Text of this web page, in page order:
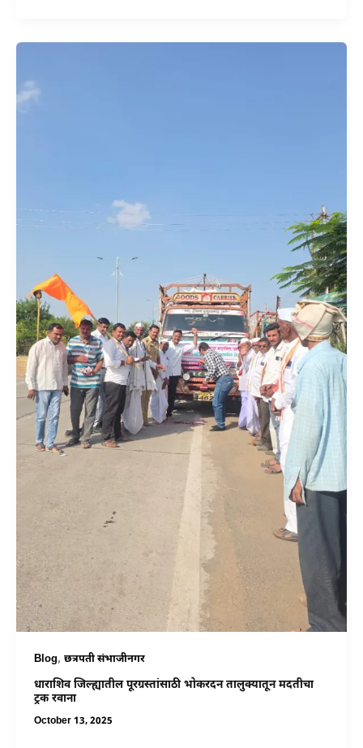
Blog, छत्रपती संभाजीनगर
धाराशिव जिल्ह्यातील पूरग्रस्तांसाठी भोकरदन तालुक्यातून मदतीचा
ट्रक रवाना
October 13, 2025